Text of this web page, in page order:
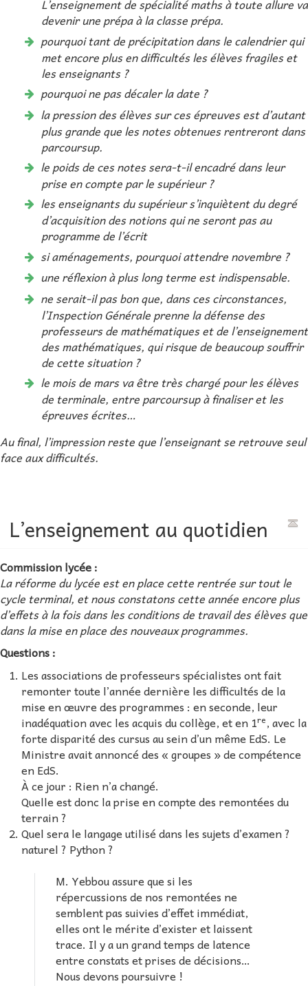
L’enseignement de spécialité maths à toute allure va
devenir une prépa à la classe prépa.
pourquoi tant de précipitation dans le calendrier qui
met encore plus en difficultés les élèves fragiles et
les enseignants ?
pourquoi ne pas décaler la date ?
la pression des élèves sur ces épreuves est d’autant
plus grande que les notes obtenues rentreront dans
parcoursup.
le poids de ces notes sera-t-il encadré dans leur
prise en compte par le supérieur ?
les enseignants du supérieur s’inquiètent du degré
d’acquisition des notions qui ne seront pas au
programme de l’écrit
si aménagements, pourquoi attendre novembre ?
une réflexion à plus long terme est indispensable.
ne serait-il pas bon que, dans ces circonstances,
l’Inspection Générale prenne la défense des
professeurs de mathématiques et de l’enseignement
des mathématiques, qui risque de beaucoup souffrir
de cette situation ?
le mois de mars va être très chargé pour les élèves
de terminale, entre parcoursup à finaliser et les
épreuves écrites…
Au final, l’impression reste que l’enseignant se retrouve seul
face aux difficultés.
L’enseignement au quotidien
Commission lycée :
La réforme du lycée est en place cette rentrée sur tout le
cycle terminal, et nous constatons cette année encore plus
d’effets à la fois dans les conditions de travail des élèves que
dans la mise en place des nouveaux programmes.
Questions :
Les associations de professeurs spécialistes ont fait
remonter toute l’année dernière les difficultés de la
mise en œuvre des programmes : en seconde, leur
inadéquation avec les acquis du collège, et en 1re, avec la
forte disparité des cursus au sein d’un même EdS. Le
Ministre avait annoncé des « groupes » de compétence
en EdS.
À ce jour : Rien n’a changé.
Quelle est donc la prise en compte des remontées du
terrain ?
Quel sera le langage utilisé dans les sujets d’examen ?
naturel ? Python ?
M. Yebbou assure que si les
répercussions de nos remontées ne
semblent pas suivies d’effet immédiat,
elles ont le mérite d’exister et laissent
trace. Il y a un grand temps de latence
entre constats et prises de décisions…
Nous devons poursuivre !